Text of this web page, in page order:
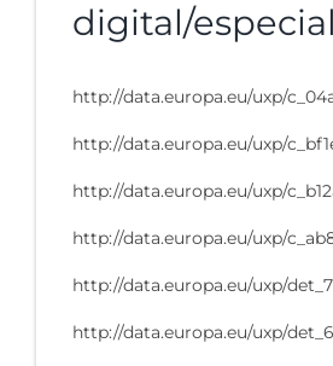
digital/
http://data.europa.eu/uxp/
http://data.europa.eu/uxp/
http://data.europa.eu/uxp/
http://data.europa.eu/uxp/
http://data.europa.eu/uxp/
http://data.europa.eu/uxp/